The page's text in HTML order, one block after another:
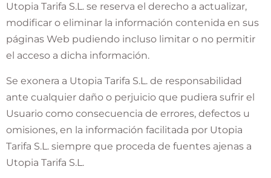
Utopia Tarifa S.L. se reserva el derecho a actualizar,
modificar o eliminar la información contenida en sus
páginas Web pudiendo incluso limitar o no permitir
el acceso a dicha información.
Se exonera a Utopia Tarifa S.L. de responsabilidad
ante cualquier daño o perjuicio que pudiera sufrir el
Usuario como consecuencia de errores, defectos u
omisiones, en la información facilitada por Utopia
Tarifa S.L. siempre que proceda de fuentes ajenas a
Utopia Tarifa S.L.